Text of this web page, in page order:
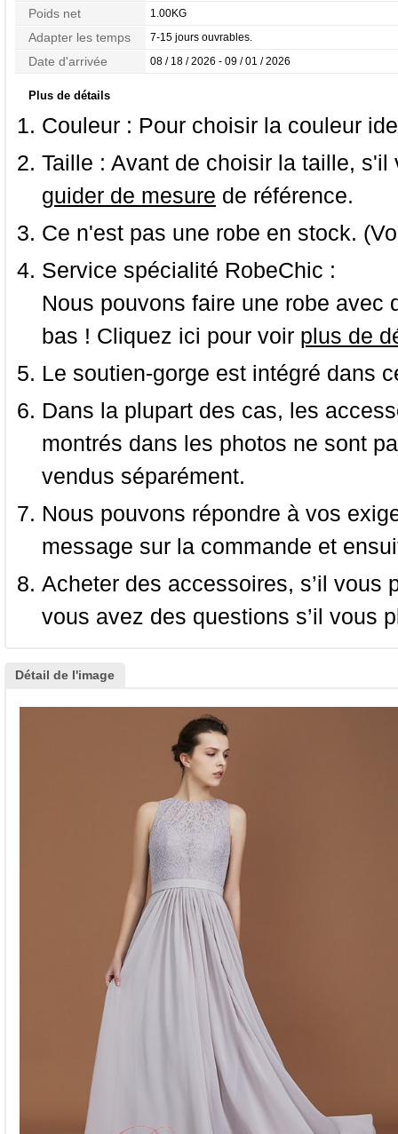
Poids net 1.00KG
Adapter les temps 7-15 jours ouvrables.
Date d'arrivée 08 / 18 / 2026 - 09 / 01 / 2026
Plus de détails
Couleur : Pour choisir la couleur
Taille : Avant de choisir la taille,
guider de mesure de référence.
Ce n'est pas une robe en stock.
Service spécialité RobeChic :
Nous pouvons faire une robe
bas ! Cliquez ici pour voir plus de
Le soutien-gorge est intégré dans
Dans la plupart des cas, les
montrés dans les photos ne sont
vendus séparément.
Nous pouvons répondre à vos
message sur la commande et
Acheter des accessoires, s’il
vous avez des questions s’il vous
Détail de l'image